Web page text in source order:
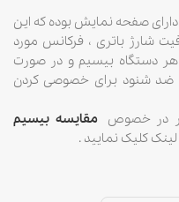
صفحه نمایش بوده که این
شارژ باتری ، فرکانس مورد
هر دستگاه بیسیم و در صورت
ضد شنود برای خصوصی کردن
در خصوصمقایسه بیسیم
کلیک نمایید .